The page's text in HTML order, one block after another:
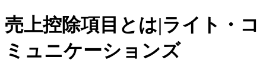
売上控除項目とは|ライト・コ
ミュニケーションズ